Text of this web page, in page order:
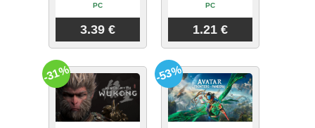
PC
3.39 €
PC
1.21 €
-31% -53%